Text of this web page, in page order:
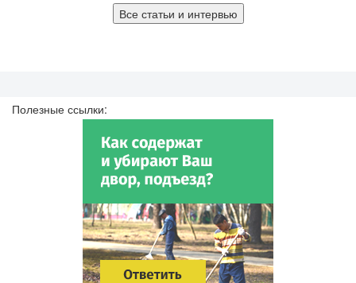
Все статьи и интервью
Полезные ссылки: